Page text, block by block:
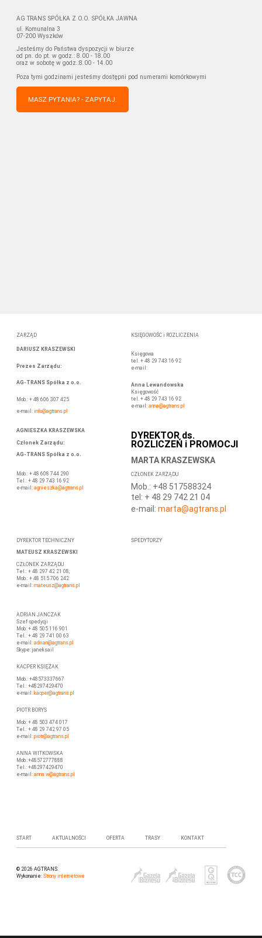
AG TRANS SPÓŁKA Z O.O. SPÓŁKA JAWNA
ul. Komunalna 3
07-200 Wyszków
Jesteśmy do Państwa dyspozycji w biurze
od pn. do pt. w godz.: 8.00 - 18.00
oraz w sobotę w godz.:8.00 - 14.00
Poza tymi godzinami jesteśmy dostępni pod numerami komórkowymi
MASZ PYTANIA? - ZAPYTAJ.
ZARZĄD
DARIUSZ KRASZEWSKI
Prezes Zarządu:
AG-TRANS Spółka z o.o.
Mob.: + 48 606 307 425
e-mail:info@agtrans.pl
AGNIESZKA KRASZEWSKA
Członek Zarządu:
AG-TRANS Spółka z o.o.
Mob.: + 48 608 744 290
Tel.: + 48 29 743 16 92
e-mail:agnieszka@agtrans.pl
KSIĘGOWOŚĆ i ROZLICZENIA
Księgowa
tel. + 48 29 743 16 92
e-mail:
Anna Lewandowska
Księgowość
tel. + 48 29 743 16 92
e-mail:anna@agtrans.pl
DYREKTOR ds.
ROZLICZEŃ i PROMOCJI
MARTA KRASZEWSKA
CZŁONEK ZARZĄDU
Mob.: +48 517588324
tel: + 48 29 742 21 04
e-mail: marta@agtrans.pl
DYREKTOR TECHNICZNY
MATEUSZ KRASZEWSKI
CZŁONEK ZARZĄDU
Tel.: + 48 297 42 21 08;
Mob.: + 48 515 706 242
e-mail:mateusz@agtrans.pl
SPEDYTORZY
ADRIAN JANCZAK
Szef spedycji
Mob: + 48 505 116 901
Tel.: + 48 29 741 00 63
e-mail:adrian@agtrans.pl
Skype: janeksail
KACPER KSIĘŻAK
Mob.: +48573337667
Tel.: +48297429470
e-mail:kacper@agtrans.pl
PIOTR BORYS
Mob: + 48 503 474 017
Tel.: + 48 29 742 97 05
e-mail:piotr@agtrans.pl
ANNA WITKOWSKA
Mob.:+48572777888
Tel.: +48297429470
e-mail:anna.w@agtrans.pl
START AKTUALNOŚCI OFERTA TRASY KONTAKT
© 2026 AGTRANS.
Wykonanie:Strony internetowe